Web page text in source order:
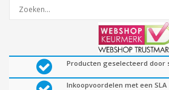
Producten geselecteerd door
Inkoopvoordelen met een SLA